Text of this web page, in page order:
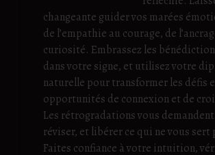
changeante guider vos marées
de l’empathie au courage, de
curiosité. Embrassez les
dans votre signe, et utilisez votre
naturelle pour transformer les défis
opportunités de connexion et de
Les rétrogradations vous
réviser, et libérer ce qui ne vous sert
Faites confiance à votre intuition,